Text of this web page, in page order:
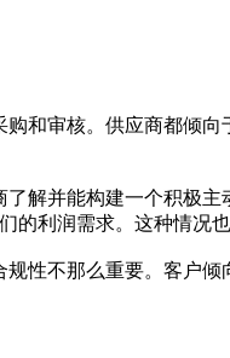
和审核。供应商都倾
解并能构建一个积极
利润需求。这种情况也
性不那么重要。客户